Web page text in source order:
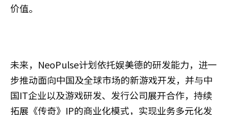
价值。
未来，NeoPulse计划依托娱美德的研发能力，进一
步推动面向中国及全球市场的新游戏开发，并与中
国IT企业以及游戏研发、发行公司展开合作，持续
拓展《传奇》IP的商业化模式，实现业务多元化发